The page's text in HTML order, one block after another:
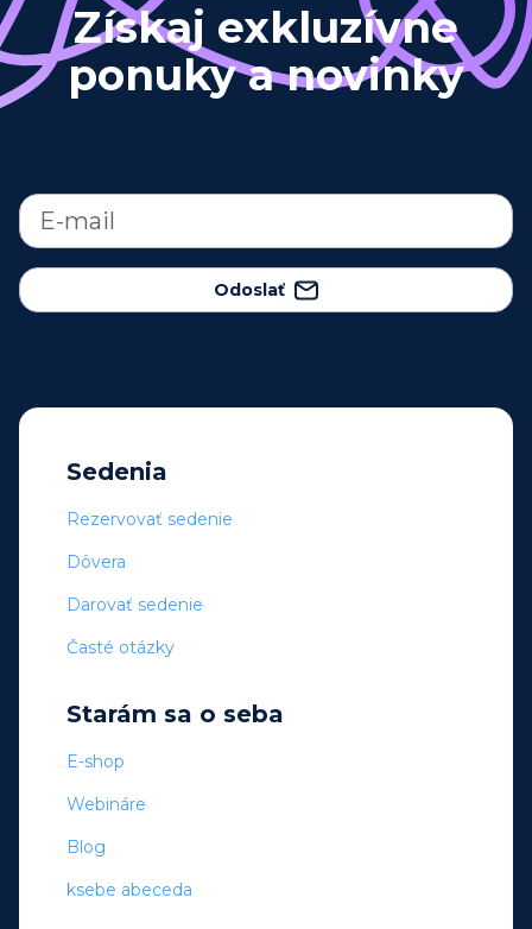
Získaj exkluzívne
ponuky a novinky
Odoslať
Sedenia
Rezervovať sedenie
Dôvera
Darovať sedenie
Časté otázky
Starám sa o seba
E-shop
Webináre
Blog
ksebe abeceda